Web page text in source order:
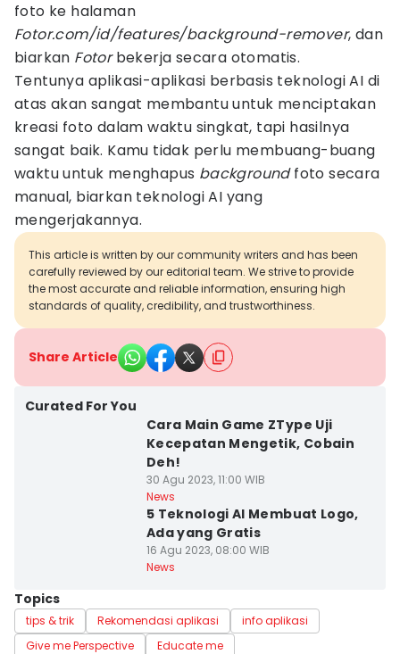
foto ke halaman
Fotor.com/id/features/background-remover, dan
biarkan Fotorbekerja secara otomatis.
Tentunya aplikasi-aplikasi berbasis teknologi AI di
atas akan sangat membantu untuk menciptakan
kreasi foto dalam waktu singkat, tapi hasilnya
sangat baik. Kamu tidak perlu membuang-buang
waktu untuk menghapus backgroundfoto secara
manual, biarkan teknologi AI yang
mengerjakannya.
This article is written by our community writers and has been
carefully reviewed by our editorial team. We strive to provide
the most accurate and reliable information, ensuring high
standards of quality, credibility, and trustworthiness.
Share Article
Curated For You
Cara Main Game ZType Uji
Kecepatan Mengetik, Cobain
Deh!
30 Agu 2023, 11:00 WIB
News
5 Teknologi AI Membuat Logo,
Ada yang Gratis
16 Agu 2023, 08:00 WIB
News
Topics
tips & trik Rekomendasi aplikasi
info aplikasi
Give me Perspective
Educate me